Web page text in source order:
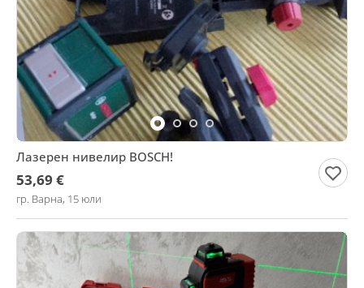
Лазерен нивелир BOSCH!
53,69 €
гр. Варна, 15 юли